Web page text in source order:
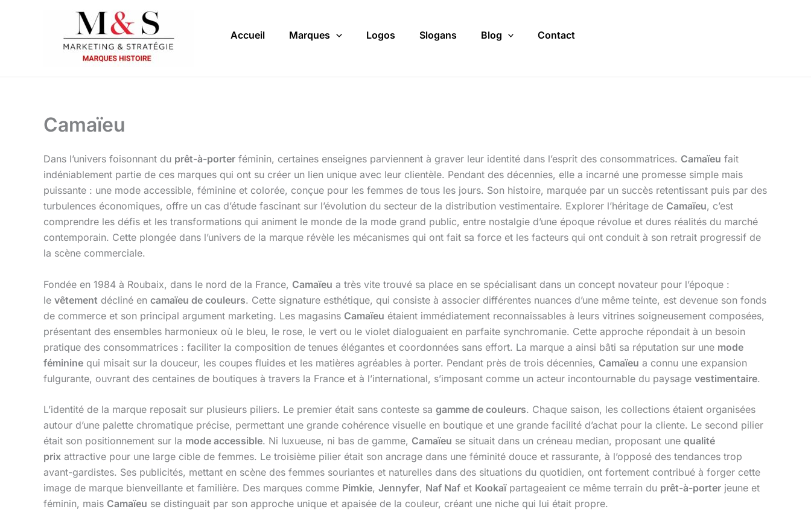
Accueil Marques Logos Slogans Blog Contact
Camaïeu
Dans l’univers foisonnant du prêt-à-porter féminin, certaines enseignes parviennent à graver leur identité dans l’esprit des consommatrices. Camaïeu fait
indéniablement partie de ces marques qui ont su créer un lien unique avec leur clientèle. Pendant des décennies, elle a incarné une promesse simple mais
puissante : une mode accessible, féminine et colorée, conçue pour les femmes de tous les jours. Son histoire, marquée par un succès retentissant puis par des
turbulences économiques, offre un cas d’étude fascinant sur l’évolution du secteur de la distribution vestimentaire. Explorer l’héritage de Camaïeu, c’est
comprendre les défis et les transformations qui animent le monde de la mode grand public, entre nostalgie d’une époque révolue et dures réalités du marché
contemporain. Cette plongée dans l’univers de la marque révèle les mécanismes qui ont fait sa force et les facteurs qui ont conduit à son retrait progressif de
la scène commerciale.
Fondée en 1984 à Roubaix, dans le nord de la France, Camaïeu a très vite trouvé sa place en se spécialisant dans un concept novateur pour l’époque :
le vêtement décliné en camaïeu de couleurs. Cette signature esthétique, qui consiste à associer différentes nuances d’une même teinte, est devenue son fonds
de commerce et son principal argument marketing. Les magasins Camaïeu étaient immédiatement reconnaissables à leurs vitrines soigneusement composées,
présentant des ensembles harmonieux où le bleu, le rose, le vert ou le violet dialoguaient en parfaite synchromanie. Cette approche répondait à un besoin
pratique des consommatrices : faciliter la composition de tenues élégantes et coordonnées sans effort. La marque a ainsi bâti sa réputation sur une mode
féminine qui misait sur la douceur, les coupes fluides et les matières agréables à porter. Pendant près de trois décennies, Camaïeu a connu une expansion
fulgurante, ouvrant des centaines de boutiques à travers la France et à l’international, s’imposant comme un acteur incontournable du paysage vestimentaire.
L’identité de la marque reposait sur plusieurs piliers. Le premier était sans conteste sa gamme de couleurs. Chaque saison, les collections étaient organisées
autour d’une palette chromatique précise, permettant une grande cohérence visuelle en boutique et une grande facilité d’achat pour la cliente. Le second pilier
était son positionnement sur la mode accessible. Ni luxueuse, ni bas de gamme, Camaïeu se situait dans un créneau median, proposant une qualité
prix attractive pour une large cible de femmes. Le troisième pilier était son ancrage dans une féminité douce et rassurante, à l’opposé des tendances trop
avant-gardistes. Ses publicités, mettant en scène des femmes souriantes et naturelles dans des situations du quotidien, ont fortement contribué à forger cette
image de marque bienveillante et familière. Des marques comme Pimkie, Jennyfer, Naf Naf et Kookaïpartageaient ce même terrain du prêt-à-porter jeune et
féminin, mais Camaïeu se distinguait par son approche unique et apaisée de la couleur, créant une niche qui lui était propre.